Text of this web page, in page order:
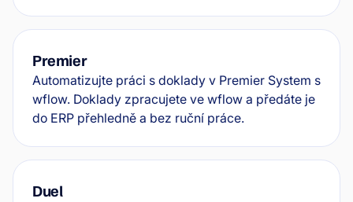
Premier
Automatizujte práci s doklady v Premier System s
wflow. Doklady zpracujete ve wflow a předáte je
do ERP přehledně a bez ruční práce.
Duel